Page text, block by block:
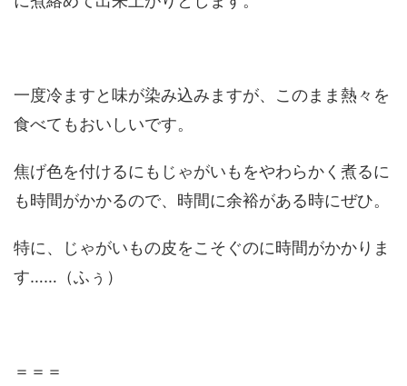
一度冷ますと味が染み込みますが、このまま熱々を
食べてもおいしいです。
焦げ色を付けるにもじゃがいもをやわらかく煮るに
も時間がかかるので、時間に余裕がある時にぜひ。
特に、じゃがいもの皮をこそぐのに時間がかかりま
す……（ふぅ）
＝＝＝